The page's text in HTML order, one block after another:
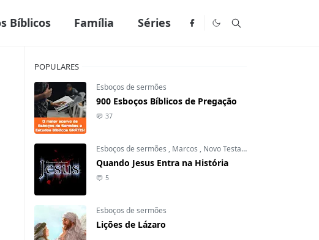
Bíblicos Família Séries
POPULARES
Esboços de sermões
900 Esboços Bíblicos de Pregação
37
Esboços de sermões , Marcos , Novo Testamento
Quando Jesus Entra na História
5
Esboços de sermões
Lições de Lázaro